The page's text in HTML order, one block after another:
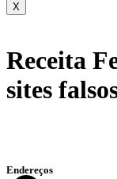
X
Receita
sites
Endereços